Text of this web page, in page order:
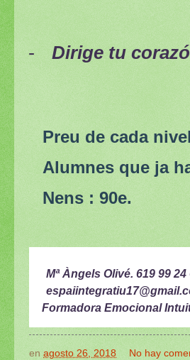
- Dirige tu
Preu de cada
Alumnes que ja
Nens : 90e.
Mª Àngels Olivé. 619 99 24
Formadora Emocional
en agosto 26, 2018 No hay